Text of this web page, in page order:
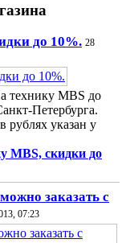
до 10%. 28
технику MBS до
Петербурга.
рублях указан у
MBS, скидки до
заказать с
07:23